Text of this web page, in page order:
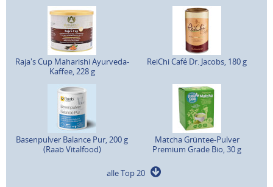
Raja's Cup Maharishi Ayurveda-
Kaffee, 228 g
ReiChi Café Dr. Jacobs, 180 g
Basenpulver Balance Pur, 200 g
(Raab Vitalfood)
Matcha Grüntee-Pulver
Premium Grade Bio, 30 g
alle Top 20